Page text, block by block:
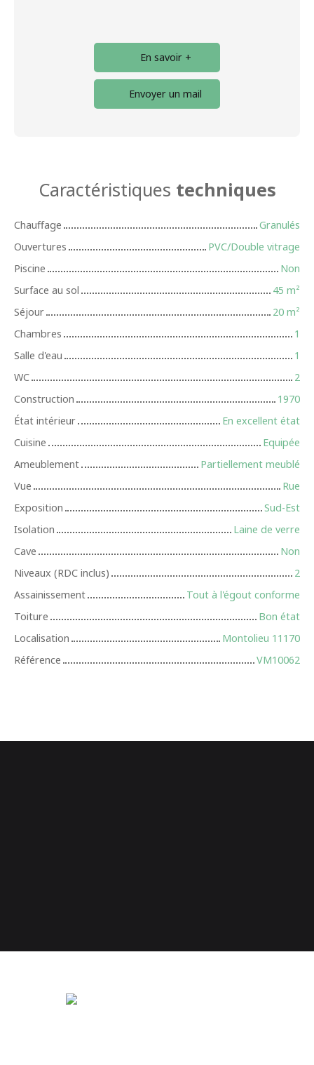
En savoir +
Envoyer un mail
Caractéristiques techniques
Chauffage
Granulés
Ouvertures
PVC/Double vitrage
Piscine
Non
Surface au sol
45 m²
Séjour
20 m²
Chambres
1
Salle d'eau
1
WC
2
Construction
1970
État intérieur
En excellent état
Cuisine
Equipée
Ameublement
Partiellement meublé
Vue
Rue
Exposition
Sud-Est
Isolation
Laine de verre
Cave
Non
Niveaux (RDC inclus)
2
Assainissement
Tout à l'égout conforme
Toiture
Bon état
Localisation
Montolieu 11170
Référence
VM10062